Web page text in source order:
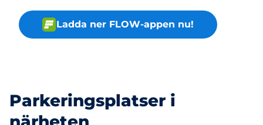
Ladda ner FLOW-appen nu!
Parkeringsplatser i